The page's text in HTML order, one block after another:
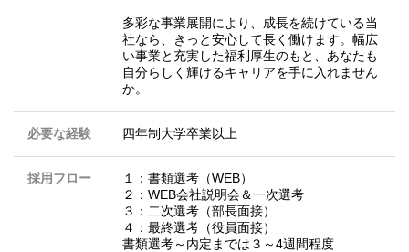
多彩な事業展開により、成長を続けている当
社なら、きっと安心して長く働けます。幅広
い事業と充実した福利厚生のもと、あなたも
自分らしく輝けるキャリアを手に入れません
か。
必要な経験 四年制大学卒業以上
採用フロー
１：書類選考（WEB）
２：WEB会社説明会＆一次選考
３：二次選考（部長面接）
４：最終選考（役員面接）
書類選考～内定までは３～4週間程度